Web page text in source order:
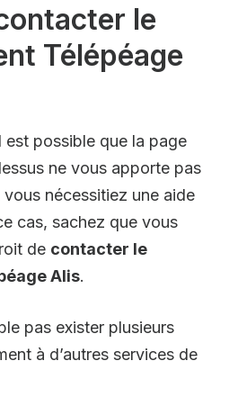
le
Télépéage
est possible que la page
ne vous apporte pas
nécessitiez une aide
cas, sachez que vous
de contacter le
Alis.
pas exister plusieurs
à d’autres services de